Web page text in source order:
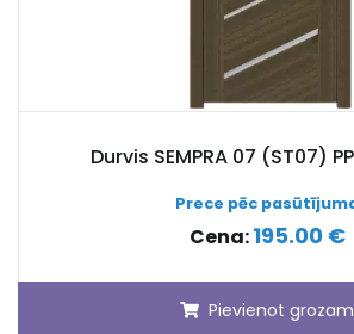
Durvis SEMPRA 07 (ST07)
Prece pēc
Cena:195.00 €
Pievienot grozam